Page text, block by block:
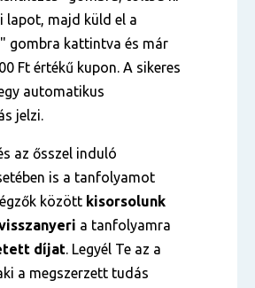
lapot, majd küld el a
gombra kattintva és már
Ft értékű kupon. A sikeres
automatikus
jelzi.
az ősszel induló
is a tanfolyamot
között kisorsolunk
a tanfolyamra
díjat. Legyél Te az a
a megszerzett tudás